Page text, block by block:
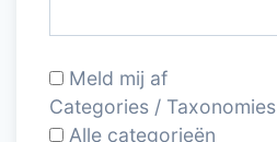
Meld mij af
Categories / Taxonomies
Alle categorieën